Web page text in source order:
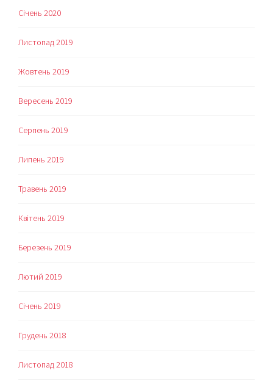
Січень 2020
Листопад 2019
Жовтень 2019
Вересень 2019
Серпень 2019
Липень 2019
Травень 2019
Квітень 2019
Березень 2019
Лютий 2019
Січень 2019
Грудень 2018
Листопад 2018